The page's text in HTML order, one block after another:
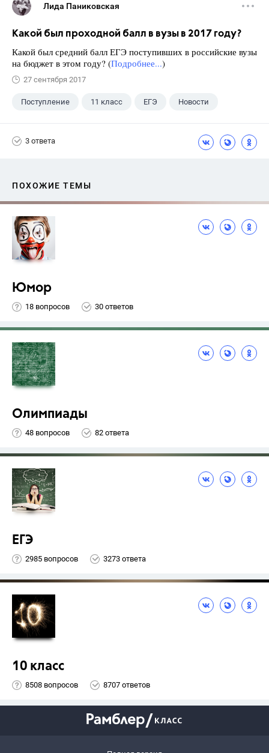
Лида Паниковская
Какой был проходной балл в вузы в 2017 году?
Какой был средний балл ЕГЭ поступивших в российские вузы
на бюджет в этом году? (Подробнее...)
27 сентября 2017
Поступление 11 класс ЕГЭ Новости
3 ответа
ПОХОЖИЕ ТЕМЫ
Юмор
18 вопросов 30 ответов
Олимпиады
48 вопросов 82 ответа
ЕГЭ
2985 вопросов 3273 ответа
10 класс
8508 вопросов 8707 ответов